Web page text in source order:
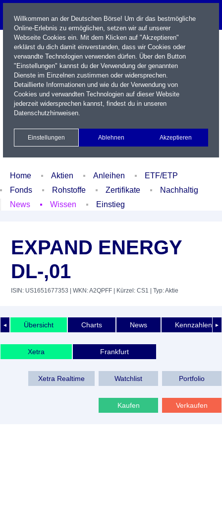
Name / WKN / ISIN / Kürzel
Xetra Realtime
Watchlist Portfolio Login
Home Aktien Anleihen
ETF/ETP
Fonds
Rohstoffe Zertifikate
Nachhaltig
News
Wissen Einstieg
EXPAND ENERGY
DL-,01
ISIN: US1651677353 | WKN: A2QPFF | Kürzel: CS1 | Typ: Aktie
◄ ►
Übersicht Charts News Kennzahlen
Xetra Frankfurt
Xetra Realtime Watchlist Portfolio
Kaufen Verkaufen
Willkommen an der Deutschen Börse! Um dir das bestmögliche
Online-Erlebnis zu ermöglichen, setzen wir auf unserer
Webseite Cookies ein. Mit dem Klicken auf "Akzeptieren"
erklärst du dich damit einverstanden, dass wir Cookies oder
verwandte Technologien verwenden dürfen. Über den Button
"Einstellungen" kannst du der Verwendung der genannten
Dienste im Einzelnen zustimmen oder widersprechen.
Detaillierte Informationen und wie du der Verwendung von
Cookies und verwandten Technologien auf dieser Website
jederzeit widersprechen kannst, findest du in unseren
Datenschutzhinweisen.
Einstellungen Ablehnen Akzeptieren